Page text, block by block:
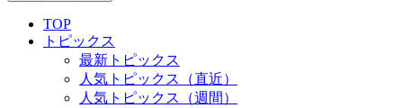
TOP
トピックス
最新トピックス
人気トピックス（直近）
人気トピックス（週間）